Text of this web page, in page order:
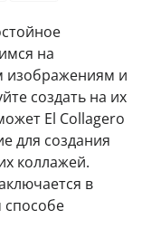
на
изображениям и
создать на их
El Collagero
для создания
коллажей.
в